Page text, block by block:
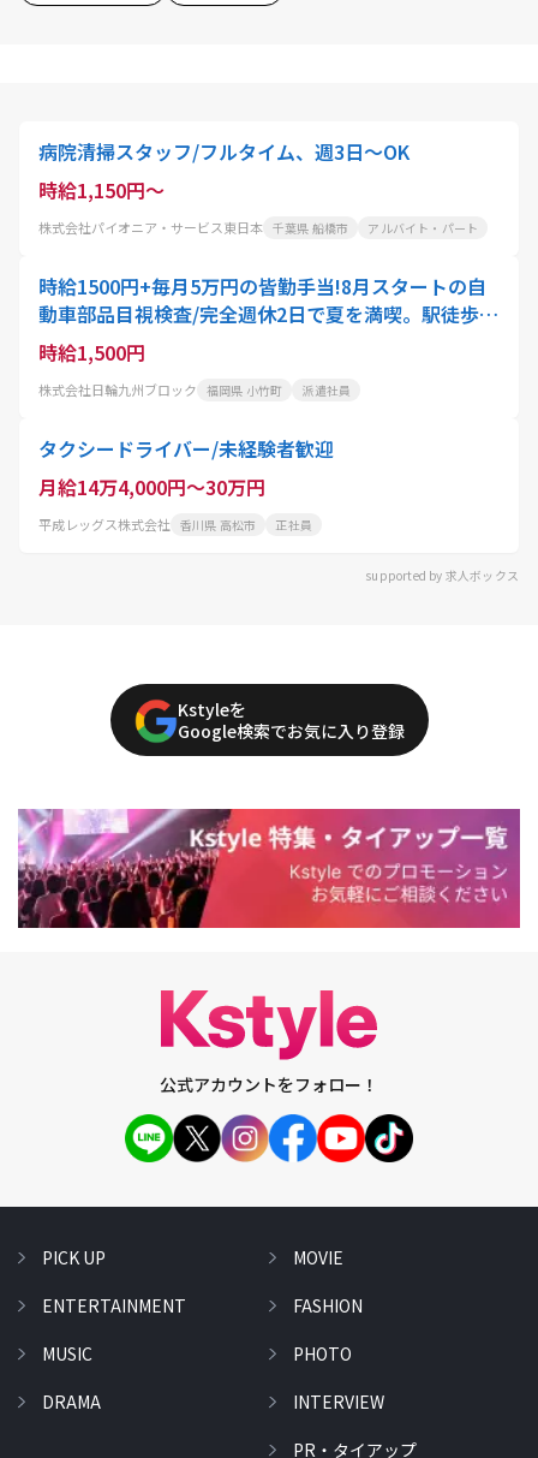
病院清掃スタッフ/フルタイム、週3日～OK
時給1,150円～
株式会社パイオニア・サービス東日本 千葉県 船橋市 アルバイト・パート
時給1500円+毎月5万円の皆勤手当!8月スタートの自
動車部品目視検査/完全週休2日で夏を満喫。駅徒歩1
0分・車通勤OK。未経験・外国籍大歓迎!マニュアル
完備で初めての方も安心スタート
時給1,500円
株式会社日輪九州ブロック 福岡県 小竹町 派遣社員
タクシードライバー/未経験者歓迎
月給14万4,000円～30万円
平成レッグス株式会社 香川県 高松市 正社員
supported by 求人ボックス
Kstyleを
Google検索でお気に入り登録
公式アカウントをフォロー！
PICK UP
ENTERTAINMENT
MUSIC
DRAMA
MOVIE
FASHION
PHOTO
INTERVIEW
PR・タイアップ